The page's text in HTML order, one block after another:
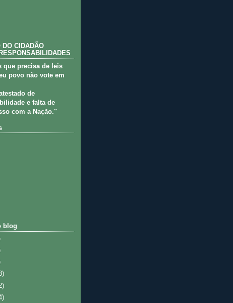
DO CIDADÃO
que precisa de leis
povo não vote em
de
e falta de
com a Nação."
blog